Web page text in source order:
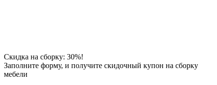
Скидка на сборку: 30%!
Заполните форму, и получите скидочный купон на сборку
мебели